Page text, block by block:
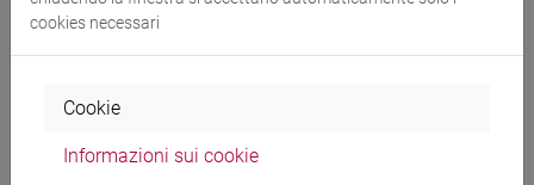
Tipologie di Fellowship
European Fellowship
Global Fellowship
cookies necessari
Cookie
Informazioni sui cookie